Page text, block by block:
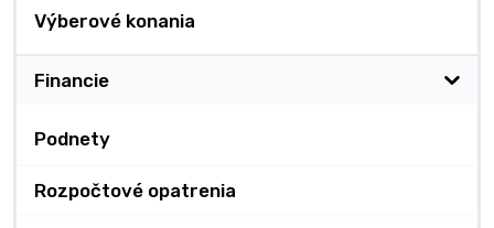
Výberové konania
Financie
Podnety
Rozpočtové opatrenia